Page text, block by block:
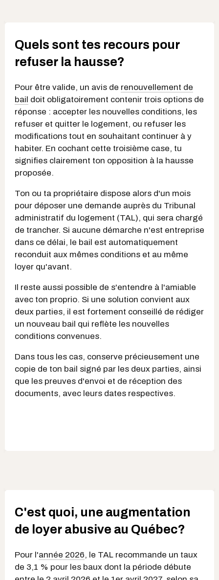
Quels sont tes recours pour
refuser la hausse?
Pour être valide, un avis de renouvellement de
bail doit obligatoirement contenir trois options de
réponse : accepter les nouvelles conditions, les
refuser et quitter le logement, ou refuser les
modifications tout en souhaitant continuer à y
habiter. En cochant cette troisième case, tu
signifies clairement ton opposition à la hausse
proposée.
Ton ou ta propriétaire dispose alors d'un mois
pour déposer une demande auprès du Tribunal
administratif du logement (TAL), qui sera chargé
de trancher. Si aucune démarche n'est entreprise
dans ce délai, le bail est automatiquement
reconduit aux mêmes conditions et au même
loyer qu'avant.
Il reste aussi possible de s'entendre à l'amiable
avec ton proprio. Si une solution convient aux
deux parties, il est fortement conseillé de rédiger
un nouveau bail qui reflète les nouvelles
conditions convenues.
Dans tous les cas, conserve précieusement une
copie de ton bail signé par les deux parties, ainsi
que les preuves d'envoi et de réception des
documents, avec leurs dates respectives.
C'est quoi, une augmentation
de loyer abusive au Québec?
Pour l'année 2026, le TAL recommande un taux
de 3,1 % pour les baux dont la période débute